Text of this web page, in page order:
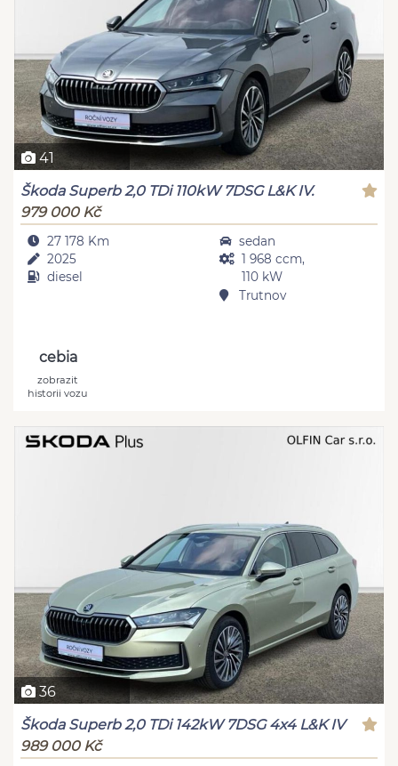
41
Škoda Superb 2,0 TDi 110kW 7DSG L&K IV.
979 000 Kč
27 178 Km
2025
diesel
sedan
1 968 ccm,
110 kW
Trutnov
cebia
zobrazit
historii vozu
36
Škoda Superb 2,0 TDi 142kW 7DSG 4x4 L&K IV
989 000 Kč